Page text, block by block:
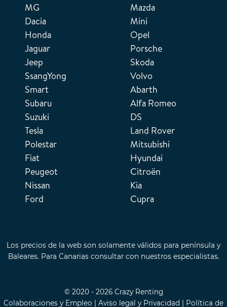
MG
Dacia
Honda
Jaguar
Jeep
SsangYong
Smart
Subaru
Suzuki
Tesla
Polestar
Fiat
Peugeot
Nissan
Ford
Mazda
Mini
Opel
Porsche
Skoda
Volvo
Abarth
Alfa Romeo
DS
Land Rover
Mitsubishi
Hyundai
Citroën
Kia
Cupra
Los precios de la web son solamente válidos para península y
Baleares. Para Canarias consultar con nuestros especialistas.
© 2020 - 2026 Crazy Renting
Colaboraciones y Empleo | Aviso legal y Privacidad | Política de